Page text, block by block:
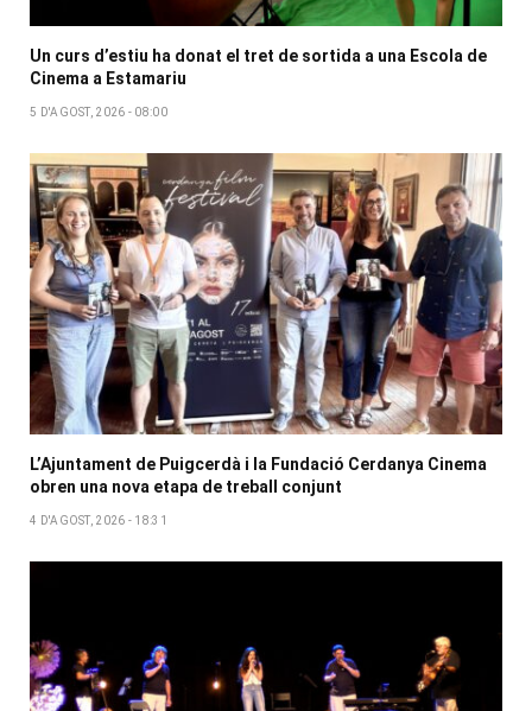
Un curs d’estiu ha donat el tret de sortida a una Escola de
Cinema a Estamariu
5 D'AGOST, 2026 - 08:00
L’Ajuntament de Puigcerdà i la Fundació Cerdanya Cinema
obren una nova etapa de treball conjunt
4 D'AGOST, 2026 - 18:31